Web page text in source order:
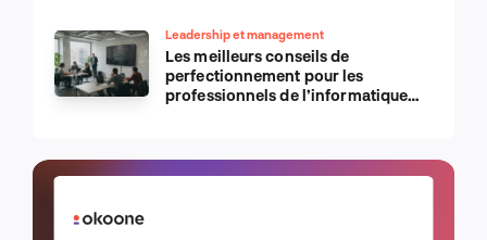
Leadership et management
Les meilleurs conseils de
perfectionnement pour les
professionnels de l’informatique